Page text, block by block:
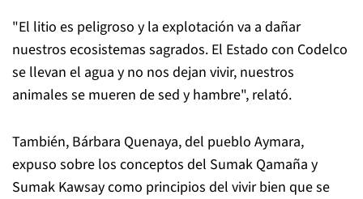
"El litio es peligroso y la explotación va a dañar
nuestros ecosistemas sagrados. El Estado con Codelco
se llevan el agua y no nos dejan vivir, nuestros
animales se mueren de sed y hambre", relató.
También, Bárbara Quenaya, del pueblo Aymara,
expuso sobre los conceptos del Sumak Qamaña y
Sumak Kawsay como principios del vivir bien que se